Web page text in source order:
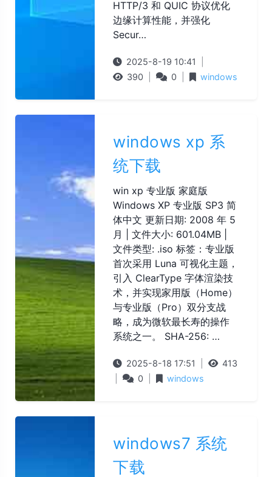
HTTP/3 和 QUIC 协议优化
边缘计算性能，并强化
Secur…
2025-8-19 10:41
390
0 windows
windows xp 系
统下载
win xp 专业版 家庭版
Windows XP 专业版 SP3 简
体中文 更新日期: 2008 年 5
月 | 文件大小: 601.04MB |
文件类型: .iso 标签：专业版
首次采用 Luna 可视化主题，
引入 ClearType 字体渲染技
术，并实现家用版（Home）
与专业版（Pro）双分支战
略，成为微软最长寿的操作
系统之一。 SHA-256: …
2025-8-18 17:51
413
0 windows
windows7 系统
下载